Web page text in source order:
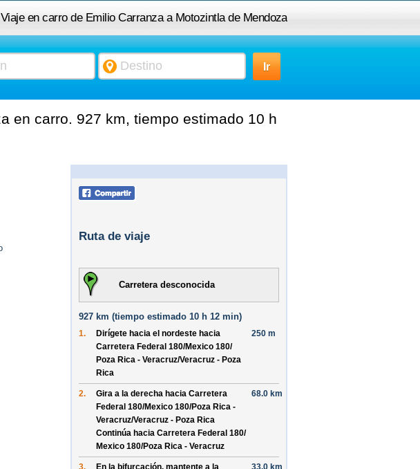
Viaje en carro de Emilio Carranza a Motozintla de Mendoza
en carro. 927 km, tiempo estimado 10 h
Ruta de viaje
Carretera desconocida
927 km (tiempo estimado 10 h 12 min)
1. Dirígete hacia el nordeste hacia
Carretera Federal 180/Mexico 180/
Poza Rica - Veracruz/Veracruz - Poza
Rica
250 m
2. Gira a la derecha hacia Carretera
Federal 180/Mexico 180/Poza Rica -
Veracruz/Veracruz - Poza Rica
Continúa hacia Carretera Federal 180/
Mexico 180/Poza Rica - Veracruz
68.0 km
3.
En la bifurcación, mantente a la
33.0 km